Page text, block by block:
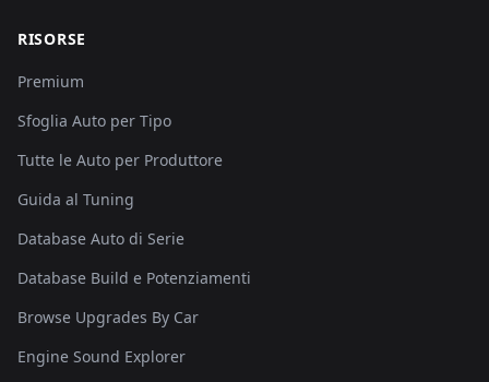
RISORSE
Premium
Sfoglia Auto per Tipo
Tutte le Auto per Produttore
Guida al Tuning
Database Auto di Serie
Database Build e Potenziamenti
Browse Upgrades By Car
Engine Sound Explorer